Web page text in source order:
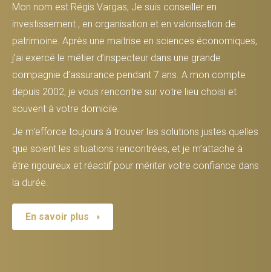
Mon nom est Régis Vargas, Je suis conseiller en
investissement , en organisation et en valorisation de
patrimoine. Après une maitrise en sciences économiques,
j’ai exercé le métier d’inspecteur dans une grande
compagnie d’assurance pendant 7 ans. A mon compte
depuis 2002, je vous rencontre sur votre lieu choisi et
souvent à votre domicile.
Je m'efforce toujours à trouver les solutions justes quelles
que soient les situations rencontrées, et je m’attache à
être rigoureux et réactif pour mériter votre confiance dans
la durée.
En savoir plus